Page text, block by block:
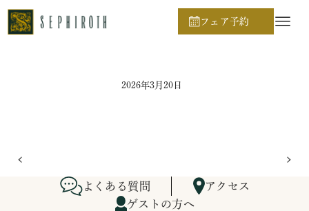
フェア予約
ホーム
2026年3月20日
よくある質問
アクセス
ゲストの方へ